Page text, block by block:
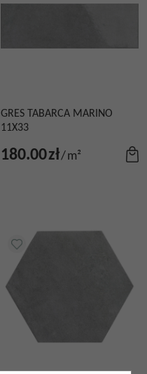
GRES TABARCA MARINO
11X33
180.00zł/m²